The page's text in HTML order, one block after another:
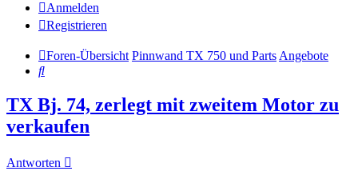
Anmelden
Registrieren
Foren-Übersicht Pinnwand TX 750 und PartsAngebote
Suche
TX Bj. 74, zerlegt mit zweitem Motor zu
verkaufen
Antworten